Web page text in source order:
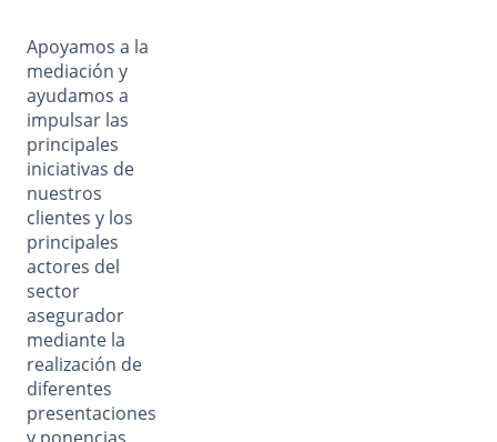
Apoyamos a la
mediación y
ayudamos a
impulsar las
principales
iniciativas de
nuestros
clientes y los
principales
actores del
sector
asegurador
mediante la
realización de
diferentes
presentaciones
y ponencias